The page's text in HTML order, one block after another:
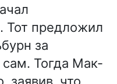
Тот предложил
за
Тогда Мак-